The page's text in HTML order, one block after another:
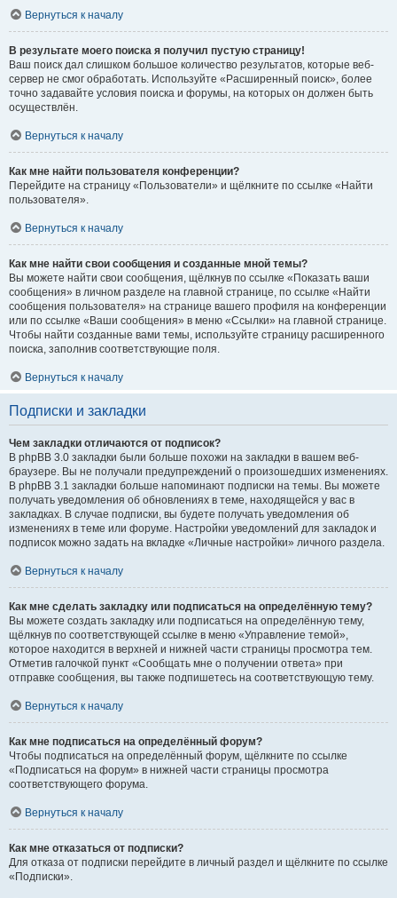
Вернуться к началу
В результате моего поиска я получил пустую страницу!
Ваш поиск дал слишком большое количество результатов, которые веб-
сервер не смог обработать. Используйте «Расширенный поиск», более
точно задавайте условия поиска и форумы, на которых он должен быть
осуществлён.
Вернуться к началу
Как мне найти пользователя конференции?
Перейдите на страницу «Пользователи» и щёлкните по ссылке «Найти
пользователя».
Вернуться к началу
Как мне найти свои сообщения и созданные мной темы?
Вы можете найти свои сообщения, щёлкнув по ссылке «Показать ваши
сообщения» в личном разделе на главной странице, по ссылке «Найти
сообщения пользователя» на странице вашего профиля на конференции
или по ссылке «Ваши сообщения» в меню «Ссылки» на главной странице.
Чтобы найти созданные вами темы, используйте страницу расширенного
поиска, заполнив соответствующие поля.
Вернуться к началу
Подписки и закладки
Чем закладки отличаются от подписок?
В phpBB 3.0 закладки были больше похожи на закладки в вашем веб-
браузере. Вы не получали предупреждений о произошедших изменениях.
В phpBB 3.1 закладки больше напоминают подписки на темы. Вы можете
получать уведомления об обновлениях в теме, находящейся у вас в
закладках. В случае подписки, вы будете получать уведомления об
изменениях в теме или форуме. Настройки уведомлений для закладок и
подписок можно задать на вкладке «Личные настройки» личного раздела.
Вернуться к началу
Как мне сделать закладку или подписаться на определённую тему?
Вы можете создать закладку или подписаться на определённую тему,
щёлкнув по соответствующей ссылке в меню «Управление темой»,
которое находится в верхней и нижней части страницы просмотра тем.
Отметив галочкой пункт «Сообщать мне о получении ответа» при
отправке сообщения, вы также подпишетесь на соответствующую тему.
Вернуться к началу
Как мне подписаться на определённый форум?
Чтобы подписаться на определённый форум, щёлкните по ссылке
«Подписаться на форум» в нижней части страницы просмотра
соответствующего форума.
Вернуться к началу
Как мне отказаться от подписки?
Для отказа от подписки перейдите в личный раздел и щёлкните по ссылке
«Подписки».